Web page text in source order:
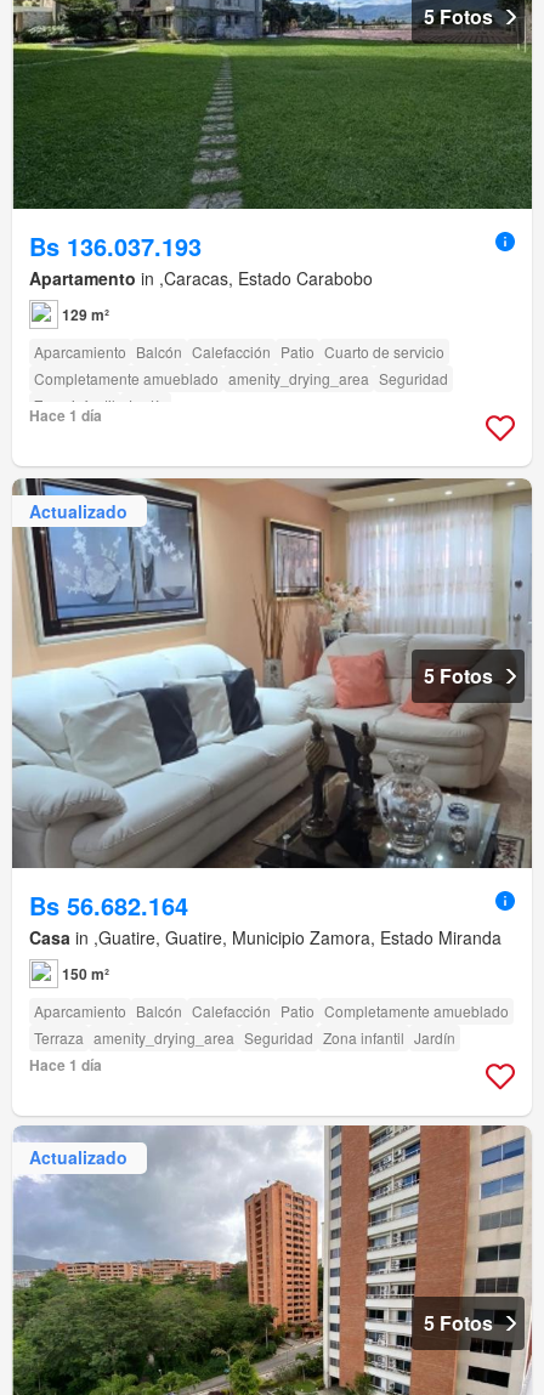
5 Fotos
Bs 136.037.193
Apartamento in ,Caracas, Estado Carabobo
129 m²
Aparcamiento Balcón Calefacción Patio Cuarto de servicio
Completamente amueblado amenity_drying_area Seguridad
Zona infantil
Jardín
Hace 1 día
Actualizado
5 Fotos
Bs 56.682.164
Casa in ,Guatire, Guatire, Municipio Zamora, Estado Miranda
150 m²
Aparcamiento Balcón Calefacción Patio Completamente amueblado
Terraza amenity_drying_area Seguridad Zona infantil Jardín
Hace 1 día
Actualizado
5 Fotos